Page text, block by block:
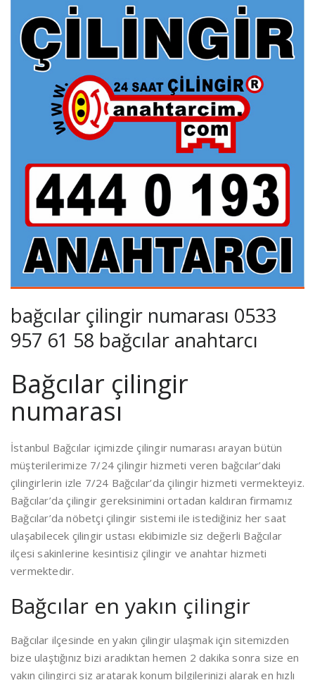
bağcılar çilingir numarası 0533
957 61 58 bağcılar anahtarcı
Bağcılar çilingir
numarası
İstanbul Bağcılar içimizde çilingir numarası arayan bütün
müşterilerimize 7/24 çilingir hizmeti veren bağcılar’daki
çilingirlerin izle 7/24 Bağcılar’da çilingir hizmeti vermekteyiz.
Bağcılar’da çilingir gereksinimini ortadan kaldıran firmamız
Bağcılar’da nöbetçi çilingir sistemi ile istediğiniz her saat
ulaşabilecek çilingir ustası ekibimizle siz değerli Bağcılar
ilçesi sakinlerine kesintisiz çilingir ve anahtar hizmeti
vermektedir.
Bağcılar en yakın çilingir
Bağcılar ilçesinde en yakın çilingir ulaşmak için sitemizden
bize ulaştığınız bizi aradıktan hemen 2 dakika sonra size en
yakın çilingirci siz aratarak konum bilgilerinizi alarak en hızlı